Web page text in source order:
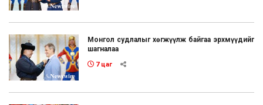
Монгол судлалыг хөгжүүлж байгаа эрхмүүдийг
шагналаа
7 цаг